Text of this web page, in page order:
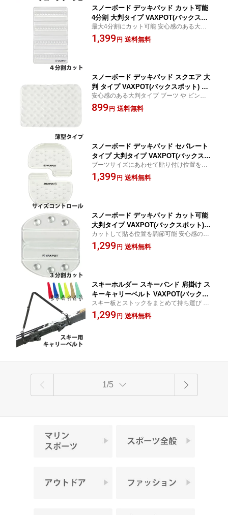
スノーボード デッキパッド カット可能
4分割 大判タイプ VAXPOT(バックスポ
ット) VA-2812 4分割 カット タイプ スノ
ボ デッキパッド スノーボード 滑り止め
最大4分割にカット可能 安心感のある大判
タイプ ブーツ や ビンディング の位置にあ
わせて デッキパッド デッキパット 滑り止
1,399円 送料無料
スノーボード デッキパッド スクエア 大
判 タイプ VAXPOT(バックスポット) VA
-2800 スノボ デッキパッド スノーボー
ド 滑り止め スノボ 滑り止め デッキパ
安心感のある大判タイプ ブーツ や ビンデ
ィング の位置にあわせて デッキパッド デ
ッキパット 滑り止め スノボ スノーボード
899円 送料無料
スノーボード デッキパッド セパレート
タイプ 大判タイプ VAXPOT(バックスポ
ット) VA-2811 サイズコントロール タイ
プ スノボ デッキパッド スノーボード
ブーツサイズにあわせて貼り付け位置を調
節 安心感のある大判タイプ ブーツ や ビン
ディング の位置にあわせて デッキパッド
1,399円 送料無料
スノーボード デッキパッド カット可能
大判タイプ VAXPOT(バックスポット) V
A-2810 3分割 カット タイプ スノボ デ
ッキパッド スノーボード 滑り止め スノ
カットして貼る位置を調節可能 安心感のあ
る大判タイプ ブーツ や ビンディング の位
置にあわせて デッキパッド デッキパット
1,299円 送料無料
スキーホルダー スキーバンド 肩掛け ス
キーキャリーベルト VAXPOT(バックス
ポット) VA-3496 スキーストラップ スキ
ー板 ストック 持ち運び バンド ベルト
スキー板とストックをまとめて持ち運び 簡
単装着 スキーケース や ブーツケース との
併用でもっと便利に
1,299円 送料無料
1/5